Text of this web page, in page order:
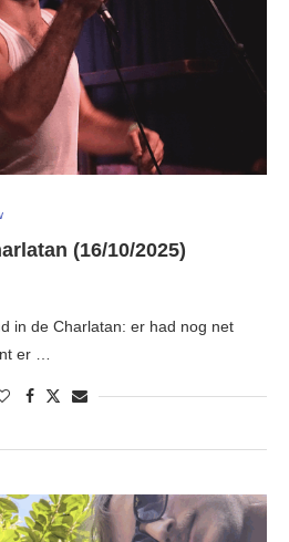
(16/10/2025)
in de Charlatan: er had nog net
er …